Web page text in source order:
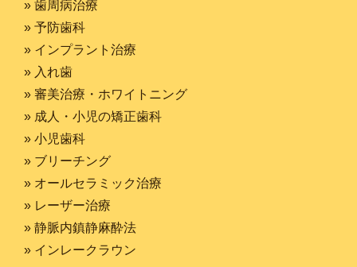
» 歯周病治療
» 予防歯科
» インプラント治療
» 入れ歯
» 審美治療・ホワイトニング
» 成人・小児の矯正歯科
» 小児歯科
» ブリーチング
» オールセラミック治療
» レーザー治療
» 静脈内鎮静麻酔法
» インレークラウン